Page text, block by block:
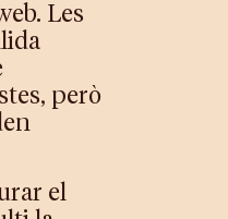
Les
però
el